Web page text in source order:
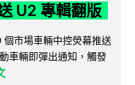
U2 專輯翻版
市場車輛中控熒幕推送
車輛即彈出通知，觸發